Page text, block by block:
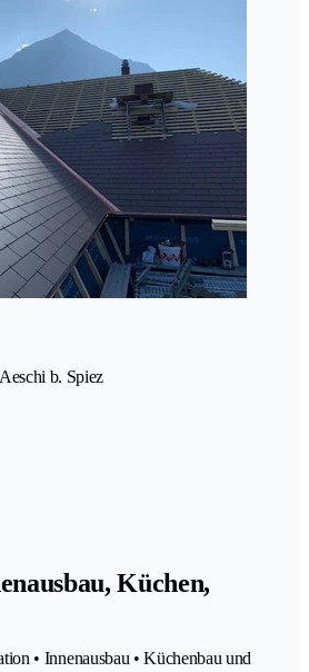
b. Spiez
Küchen,
• Innenausbau • Küchenbau und